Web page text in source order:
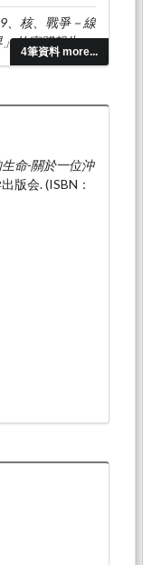
4筆資料 more...
、核、戰爭－線
」的實踐報告
葉大學應用日
. Paper
語言文化學系
」與『未
命-關於一位沖
版会. (ISBN：